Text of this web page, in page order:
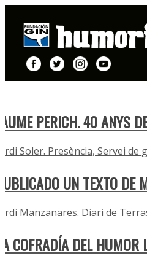
PERICH. 40 ANYS
Soler. Presència, Servei
UN TEXTO DE
Manzanares. Diari de
COFRADÍA DEL HUMOR